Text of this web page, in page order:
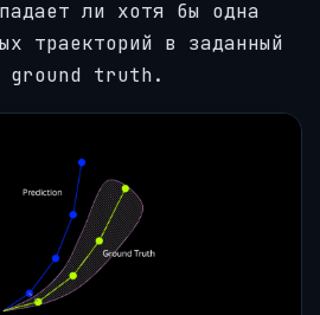
ли хотя бы одна
траекторий в заданный
ground truth.